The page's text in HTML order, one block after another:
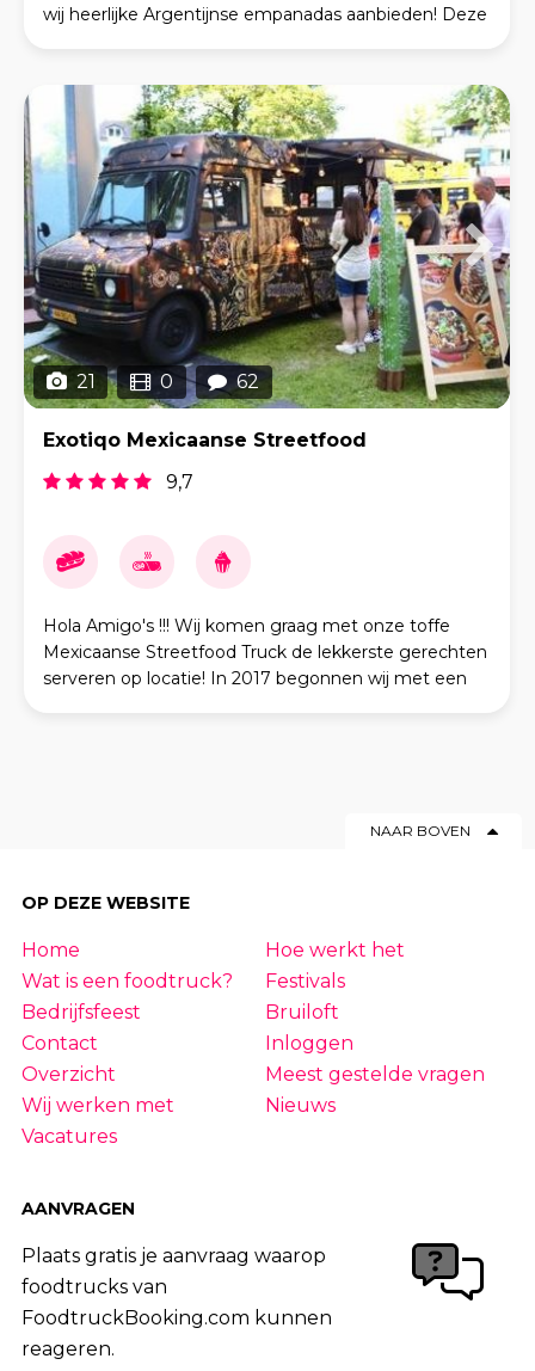
wij heerlijke Argentijnse empanadas aanbieden! Deze
21 0 62
Exotiqo Mexicaanse Streetfood
9,7
Hola Amigo's !!! Wij komen graag met onze toffe
Mexicaanse Streetfood Truck de lekkerste gerechten
serveren op locatie! In 2017 begonnen wij met een
NAAR BOVEN
OP DEZE WEBSITE
Home
Hoe werkt het
Wat is een foodtruck?
Festivals
Bedrijfsfeest
Bruiloft
Contact
Inloggen
Overzicht
Meest gestelde vragen
Wij werken met
Nieuws
Vacatures
AANVRAGEN
Plaats gratis je aanvraag waarop
foodtrucks van
FoodtruckBooking.com kunnen
reageren.